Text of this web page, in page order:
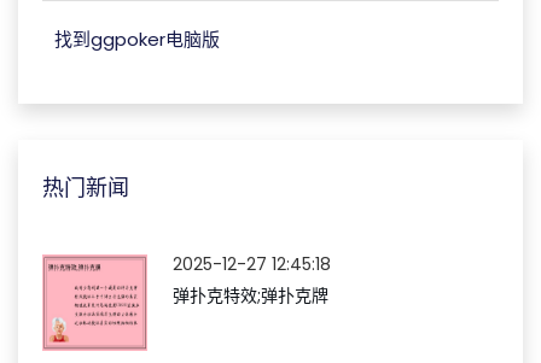
找到ggpoker电脑版
热门新闻
2025-12-27 12:45:18
弹扑克特效;弹扑克牌